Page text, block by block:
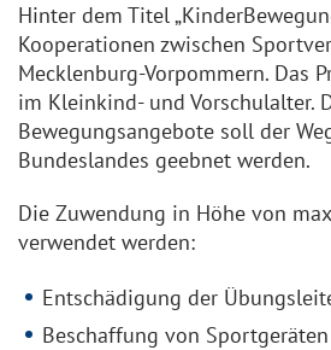
Hinter dem Titel
Kooperationen zwischen
Mecklenburg-Vorpommern. Das
im Kleinkind- und Vorschulalter.
Bewegungsangebote soll der
Bundeslandes geebnet werden.
Die Zuwendung in Höhe von
verwendet werden:
Entschädigung der
Beschaffung von